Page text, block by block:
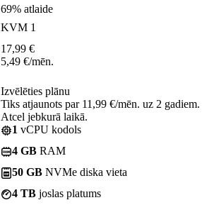
69% atlaide
KVM 1
17,99 €
5,49 €/mēn.
Izvēlēties plānu
Tiks atjaunots par 11,99 €/mēn. uz 2 gadiem.
Atcel jebkurā laikā.
1 vCPU kodols
4 GB RAM
50 GB NVMe diska vieta
4 TB joslas platums